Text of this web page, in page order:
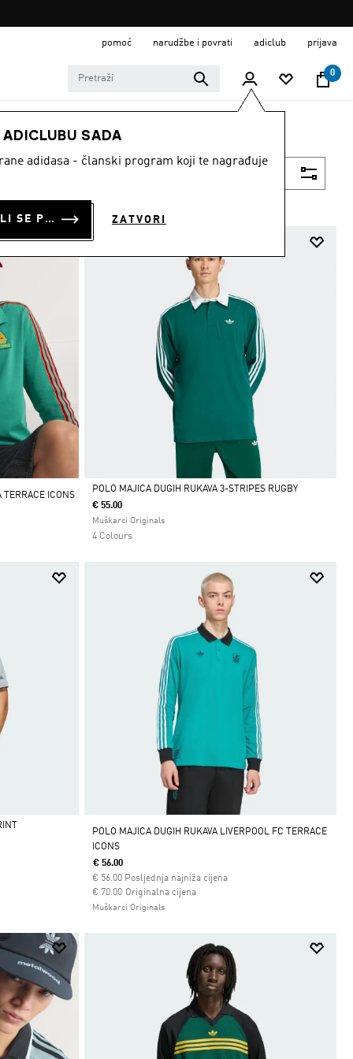
pomoć narudžbe i povrati adiclub prijava
0
ADICLUBU SADA
adidasa - članski program koji te nagrađuje
PRIJAVI SE ILI SE PRIDRUŽI SADA ZATVORI
TERRACE ICONS
Da
POLO MAJICA DUGIH RUKAVA 3-STRIPES RUGBY
€ 55.00
Muškarci Originals
4 Colours
POLO MAJICA DUGIH RUKAVA LIVERPOOL FC TERRACE
ICONS
€ 56.00
€ 56.00 Posljednja najniža cijena
Originalna cijena
Cijena umanjena od
€ 70.00za
Muškarci Originals